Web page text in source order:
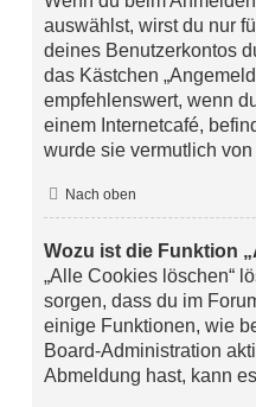
auswählst, wirst du nur
deines Benutzerkontos
das Kästchen
empfehlenswert, wenn
einem Internetcafé,
wurde sie vermutlich
Nach oben
Wozu ist die Funktion
„Alle Cookies löschen“
sorgen, dass du im
einige Funktionen, wie
Board-Administration
Abmeldung hast, kann